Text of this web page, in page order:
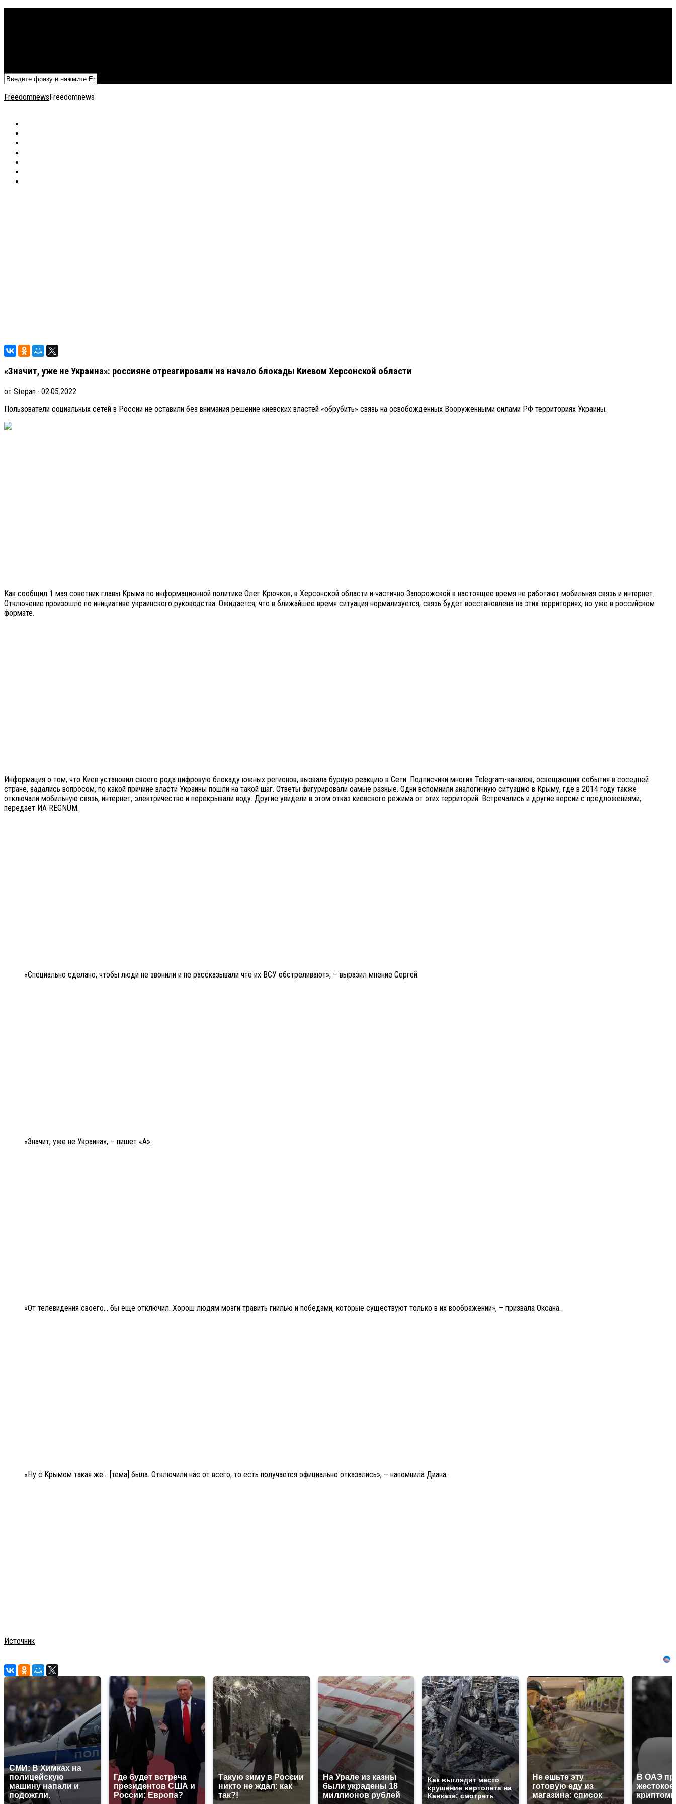
FreedomnewsFreedomnews
«Значит, уже не Украина»: россияне отреагировали на начало блокады Киевом Херсонской области
от Stepan · 02.05.2022
Пользователи социальных сетей в России не оставили без внимания решение киевских властей «обрубить» связь на освобожденных Вооруженными силами РФ территориях Украины.
Как сообщил 1 мая советник главы Крыма по информационной политике Олег Крючков, в Херсонской области и частично Запорожской в настоящее время не работают мобильная связь и интернет.
Отключение произошло по инициативе украинского руководства. Ожидается, что в ближайшее время ситуация нормализуется, связь будет восстановлена на этих территориях, но уже в российском
формате.
Информация о том, что Киев установил своего рода цифровую блокаду южных регионов, вызвала бурную реакцию в Сети. Подписчики многих Telegram-каналов, освещающих события в соседней
стране, задались вопросом, по какой причине власти Украины пошли на такой шаг. Ответы фигурировали самые разные. Одни вспомнили аналогичную ситуацию в Крыму, где в 2014 году также
отключали мобильную связь, интернет, электричество и перекрывали воду. Другие увидели в этом отказ киевского режима от этих территорий. Встречались и другие версии с предложениями,
передает ИА REGNUM.
«Специально сделано, чтобы люди не звонили и не рассказывали что их ВСУ обстреливают», – выразил мнение Сергей.
«Значит, уже не Украина», – пишет «А».
«От телевидения своего… бы еще отключил. Хорош людям мозги травить гнилью и победами, которые существуют только в их воображении», – призвала Оксана.
«Ну с Крымом такая же… [тема] была. Отключили нас от всего, то есть получается официально отказались», – напомнила Диана.
Источник
СМИ: В Химках на
полицейскую
машину напали и
подожгли.
Где будет встреча
президентов США и
России: Европа?
Такую зиму в России
никто не ждал: как
так?!
На Урале из казны
были украдены 18
миллионов рублей
Как выглядит место
крушение вертолета на
Кавказе: смотреть
Не ешьте эту
готовую еду из
магазина: список
В ОАЭ